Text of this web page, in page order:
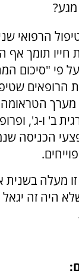
הרפואי
חייו תומך אף
פי "סיכום
הרופאים
מערך
ב' ו-ג',
הכניסה
זו מעלה
היה זה